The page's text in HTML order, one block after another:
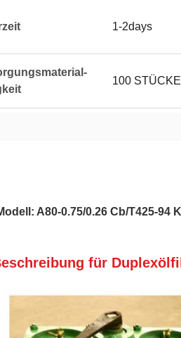
1-2days
100
A80-0.75/0.26 Cb/T425-94
für